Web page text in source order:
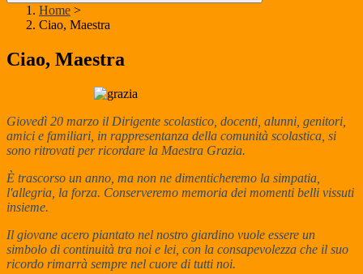
Home >
Ciao, Maestra
Ciao, Maestra
Giovedì 20 marzo il Dirigente scolastico, docenti, alunni, genitori,
amici e familiari, in rappresentanza della comunità scolastica, si
sono ritrovati per ricordare la Maestra Grazia.
È trascorso un anno, ma non ne dimenticheremo la simpatia,
l'allegria, la forza. Conserveremo memoria dei momenti belli vissuti
insieme.
Il giovane acero piantato nel nostro giardino vuole essere un
simbolo di continuità tra noi e lei, con la consapevolezza che il suo
ricordo rimarrà sempre nel cuore di tutti noi.